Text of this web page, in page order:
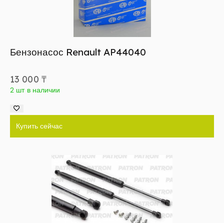
Бензонасос Renault AP44040
13 000 ₸
2 шт в наличии
Купить сейчас